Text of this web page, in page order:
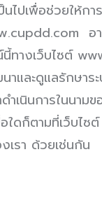
ไปเพื่อช่วยให้ก
อ
างเว็บไซต์
าและดูแลรักษา
เนินการในนาม
ดก็ตามที่เว็บไซ
เรา ด้วยเช่นกัน